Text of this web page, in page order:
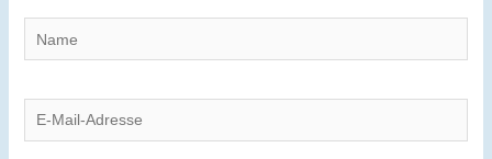
Name
E-
Mail-